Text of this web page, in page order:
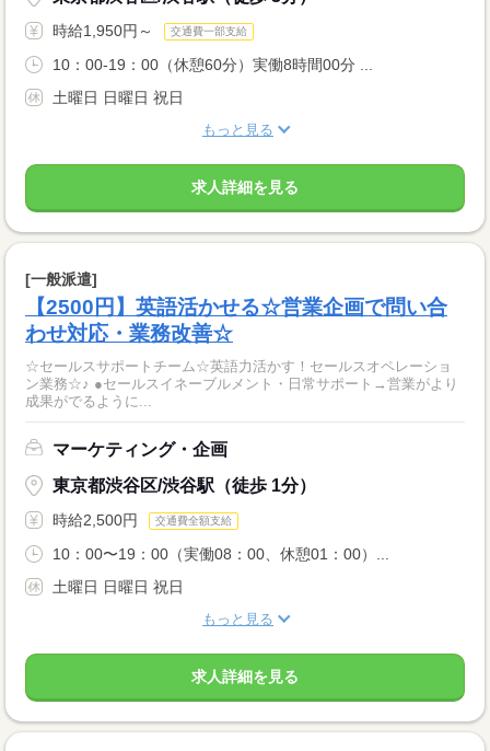
時給1,950円～ 交通費一部支給
10：00-19：00（休憩60分）実働8時間00分 ...
土曜日 日曜日 祝日
もっと見る
求人詳細を見る
[一般派遣]
【2500円】英語活かせる☆営業企画で問い合
わせ対応・業務改善☆
☆セールスサポートチーム☆英語力活かす！セールスオペレーショ
ン業務☆♪ ●セールスイネーブルメント・日常サポート→営業がより
成果がでるように...
マーケティング・企画
東京都渋谷区/渋谷駅（徒歩 1分）
時給2,500円 交通費全額支給
10：00〜19：00（実働08：00、休憩01：00）...
土曜日 日曜日 祝日
もっと見る
求人詳細を見る